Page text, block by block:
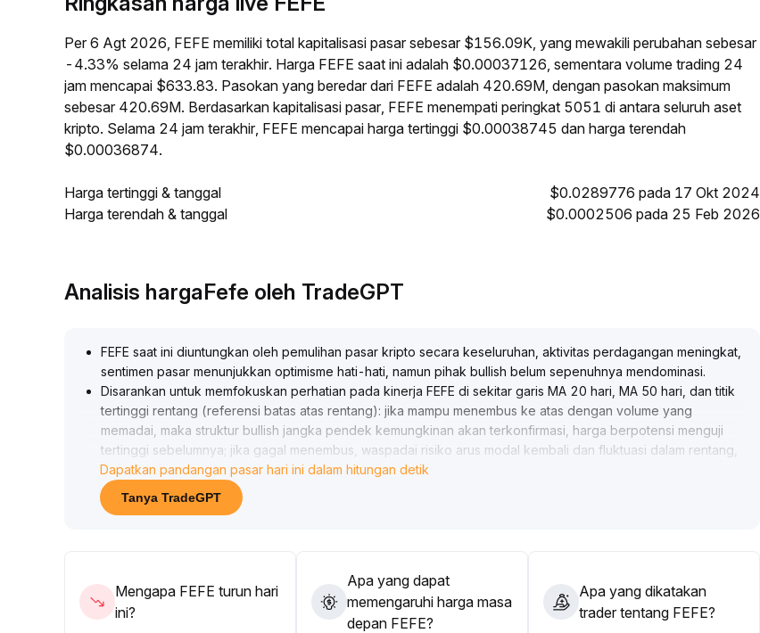
Per 6 Agt 2026, FEFE memiliki total kapitalisasi pasar sebesar $156.09K, yang mewakili perubahan sebesar
-4.33% selama 24 jam terakhir. Harga FEFE saat ini adalah $0.00037126, sementara volume trading 24
jam mencapai $633.83. Pasokan yang beredar dari FEFE adalah 420.69M, dengan pasokan maksimum
sebesar 420.69M. Berdasarkan kapitalisasi pasar, FEFE menempati peringkat 5051 di antara seluruh aset
kripto. Selama 24 jam terakhir, FEFE mencapai harga tertinggi $0.00038745 dan harga terendah
$0.00036874.
Harga tertinggi & tanggal
$0.0289776 pada 17 Okt 2024
Harga terendah & tanggal
$0.0002506 pada 25 Feb 2026
Analisis hargaFefe oleh TradeGPT
FEFE saat ini diuntungkan oleh pemulihan pasar kripto secara keseluruhan, aktivitas perdagangan meningkat,
sentimen pasar menunjukkan optimisme hati-hati, namun pihak bullish belum sepenuhnya mendominasi.
Disarankan untuk memfokuskan perhatian pada kinerja FEFE di sekitar garis MA 20 hari, MA 50 hari, dan titik
tertinggi rentang (referensi batas atas rentang): jika mampu menembus ke atas dengan volume yang
memadai, maka struktur bullish jangka pendek kemungkinan akan terkonfirmasi, harga berpotensi menguji
tertinggi sebelumnya; jika gagal menembus, waspadai risiko arus modal kembali dan fluktuasi dalam rentang,
strategi perdagangan sebaiknya menggunakan posisi ringan dan stop-loss dinamis
Dapatkan pandangan pasar hari ini dalam hitungan detik
Tanya TradeGPT
Mengapa FEFE turun hari
ini?
Apa yang dapat
memengaruhi harga masa
depan FEFE?
Apa yang dikatakan
trader tentang FEFE?